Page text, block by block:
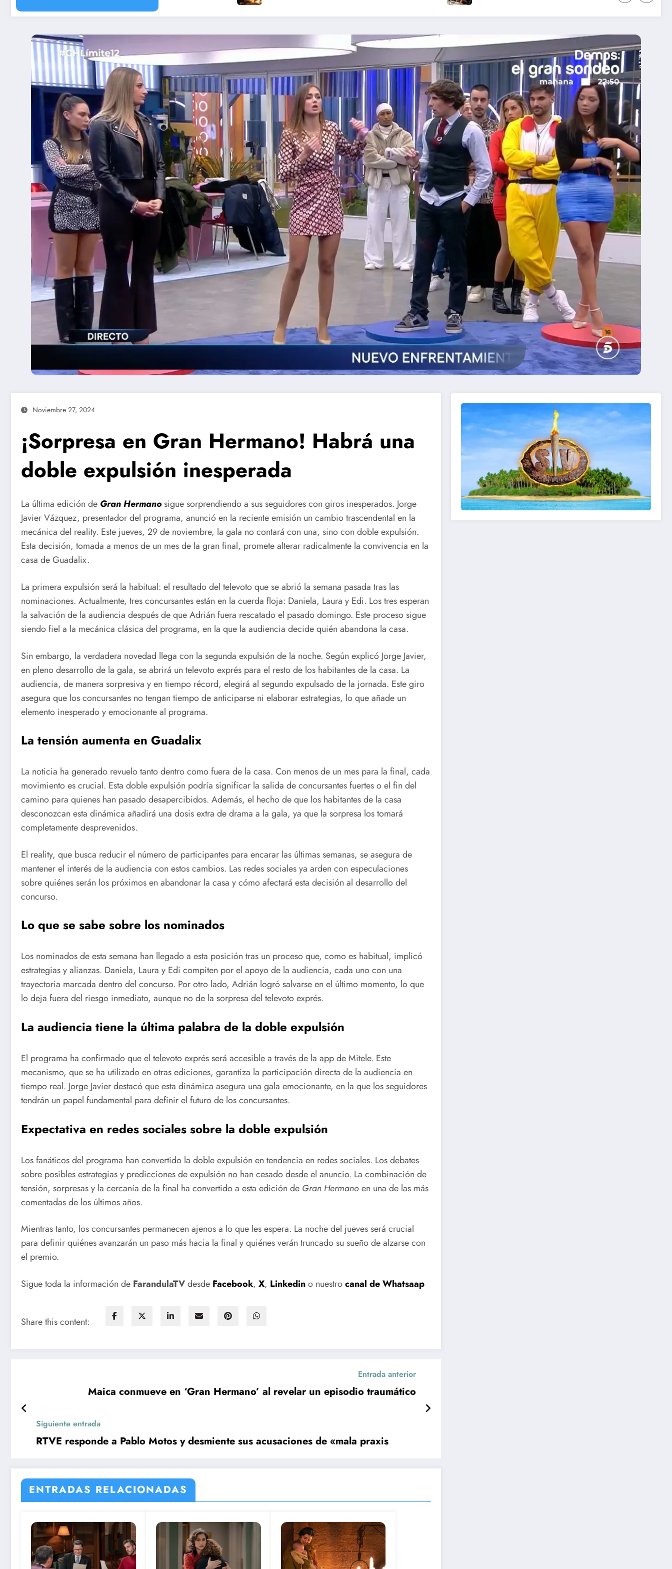
Noviembre 27, 2024
¡Sorpresa en Gran Hermano! Habrá una
doble expulsión inesperada
La última edición de Gran Hermanosigue sorprendiendo a sus seguidores con giros inesperados. Jorge
Javier Vázquez, presentador del programa, anunció en la reciente emisión un cambio trascendental en la
mecánica del reality. Este jueves, 29 de noviembre, la gala no contará con una, sino con doble expulsión.
Esta decisión, tomada a menos de un mes de la gran final, promete alterar radicalmente la convivencia en la
casa de Guadalix.
La primera expulsión será la habitual: el resultado del televoto que se abrió la semana pasada tras las
nominaciones. Actualmente, tres concursantes están en la cuerda floja: Daniela, Laura y Edi. Los tres esperan
la salvación de la audiencia después de que Adrián fuera rescatado el pasado domingo. Este proceso sigue
siendo fiel a la mecánica clásica del programa, en la que la audiencia decide quién abandona la casa.
Sin embargo, la verdadera novedad llega con la segunda expulsión de la noche. Según explicó Jorge Javier,
en pleno desarrollo de la gala, se abrirá un televoto exprés para el resto de los habitantes de la casa. La
audiencia, de manera sorpresiva y en tiempo récord, elegirá al segundo expulsado de la jornada. Este giro
asegura que los concursantes no tengan tiempo de anticiparse ni elaborar estrategias, lo que añade un
elemento inesperado y emocionante al programa.
La tensión aumenta en Guadalix
La noticia ha generado revuelo tanto dentro como fuera de la casa. Con menos de un mes para la final, cada
movimiento es crucial. Esta doble expulsión podría significar la salida de concursantes fuertes o el fin del
camino para quienes han pasado desapercibidos. Además, el hecho de que los habitantes de la casa
desconozcan esta dinámica añadirá una dosis extra de drama a la gala, ya que la sorpresa los tomará
completamente desprevenidos.
El reality, que busca reducir el número de participantes para encarar las últimas semanas, se asegura de
mantener el interés de la audiencia con estos cambios. Las redes sociales ya arden con especulaciones
sobre quiénes serán los próximos en abandonar la casa y cómo afectará esta decisión al desarrollo del
concurso.
Lo que se sabe sobre los nominados
Los nominados de esta semana han llegado a esta posición tras un proceso que, como es habitual, implicó
estrategias y alianzas. Daniela, Laura y Edi compiten por el apoyo de la audiencia, cada uno con una
trayectoria marcada dentro del concurso. Por otro lado, Adrián logró salvarse en el último momento, lo que
lo deja fuera del riesgo inmediato, aunque no de la sorpresa del televoto exprés.
La audiencia tiene la última palabra de la doble expulsión
El programa ha confirmado que el televoto exprés será accesible a través de la app de Mitele. Este
mecanismo, que se ha utilizado en otras ediciones, garantiza la participación directa de la audiencia en
tiempo real. Jorge Javier destacó que esta dinámica asegura una gala emocionante, en la que los seguidores
tendrán un papel fundamental para definir el futuro de los concursantes.
Expectativa en redes sociales sobre la doble expulsión
Los fanáticos del programa han convertido la doble expulsión en tendencia en redes sociales. Los debates
sobre posibles estrategias y predicciones de expulsión no han cesado desde el anuncio. La combinación de
tensión, sorpresas y la cercanía de la final ha convertido a esta edición de Gran Hermanoen una de las más
comentadas de los últimos años.
Mientras tanto, los concursantes permanecen ajenos a lo que les espera. La noche del jueves será crucial
para definir quiénes avanzarán un paso más hacia la final y quiénes verán truncado su sueño de alzarse con
el premio.
Sigue toda la información de FarandulaTVdesde Facebook, X, Linkedino nuestrocanal de Whatsaap
Share this content:
Entrada anterior
Maica conmueve en ‘Gran Hermano’ al revelar un episodio traumático
Siguiente entrada
RTVE responde a Pablo Motos y desmiente sus acusaciones de «mala praxis
ENTRADAS RELACIONADAS